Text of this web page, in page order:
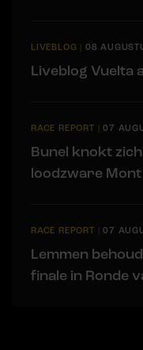
LIVEBLOG 08
Liveblog Vuelta
RACE REPORT |07
Bunel knokt
loodzware
RACE REPORT |07
Lemmen
finale in Ronde